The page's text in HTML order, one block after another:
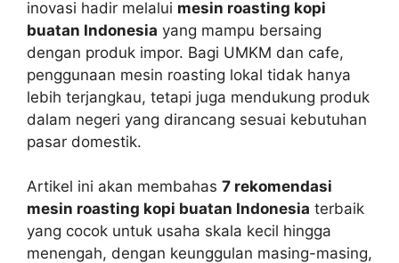
inovasi hadir melalui mesin roasting kopi
buatan Indonesia yang mampu bersaing
dengan produk impor. Bagi UMKM dan cafe,
penggunaan mesin roasting lokal tidak hanya
lebih terjangkau, tetapi juga mendukung produk
dalam negeri yang dirancang sesuai kebutuhan
pasar domestik.
Artikel ini akan membahas 7 rekomendasi
mesin roasting kopi buatan Indonesia terbaik
yang cocok untuk usaha skala kecil hingga
menengah, dengan keunggulan masing-masing,